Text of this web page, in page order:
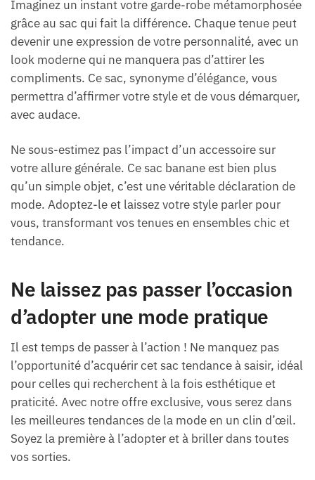
Imaginez un instant votre garde-robe métamorphosée
grâce au sac qui fait la différence. Chaque tenue peut
devenir une expression de votre personnalité, avec un
look moderne qui ne manquera pas d’attirer les
compliments. Ce sac, synonyme d’élégance, vous
permettra d’affirmer votre style et de vous démarquer,
avec audace.
Ne sous-estimez pas l’impact d’un accessoire sur
votre allure générale. Ce sac banane est bien plus
qu’un simple objet, c’est une véritable déclaration de
mode. Adoptez-le et laissez votre style parler pour
vous, transformant vos tenues en ensembles chic et
tendance.
Ne laissez pas passer l’occasion
d’adopter une mode pratique
Il est temps de passer à l’action ! Ne manquez pas
l’opportunité d’acquérir cet sac tendance à saisir, idéal
pour celles qui recherchent à la fois esthétique et
praticité. Avec notre offre exclusive, vous serez dans
les meilleures tendances de la mode en un clin d’œil.
Soyez la première à l’adopter et à briller dans toutes
vos sorties.